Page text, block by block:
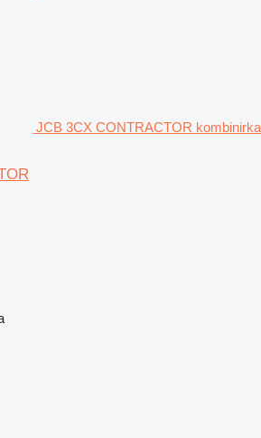
JCB 3CX CONTRACTOR kombinirka